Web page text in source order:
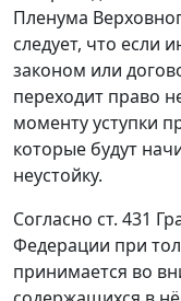
Пленума
следует, что если
законом или
переходит право
моменту уступки
которые будут
неустойку.
Согласно ст. 431
Федерации при
принимается во